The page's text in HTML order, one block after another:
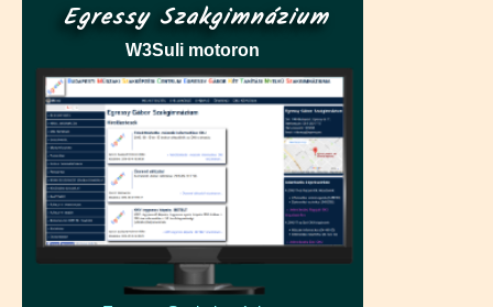
Egressy Szakgimnázium
W3Suli motoron